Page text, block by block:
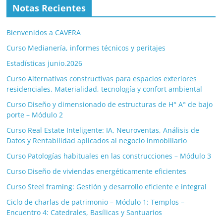
Notas Recientes
Bienvenidos a CAVERA
Curso Medianería, informes técnicos y peritajes
Estadísticas junio.2026
Curso Alternativas constructivas para espacios exteriores
residenciales. Materialidad, tecnología y confort ambiental
Curso Diseño y dimensionado de estructuras de H° A° de bajo
porte – Módulo 2
Curso Real Estate Inteligente: IA, Neuroventas, Análisis de
Datos y Rentabilidad aplicados al negocio inmobiliario
Curso Patologías habituales en las construcciones – Módulo 3
Curso Diseño de viviendas energéticamente eficientes
Curso Steel framing: Gestión y desarrollo eficiente e integral
Ciclo de charlas de patrimonio – Módulo 1: Templos –
Encuentro 4: Catedrales, Basílicas y Santuarios